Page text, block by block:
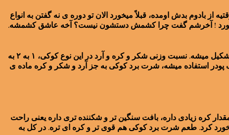
بادوم بدش اومده، قبلاً میخورد الان تو دوره ی نه گفتن به انواع
میخورد ! آخرشم گفت چرا کشمش دستشون نیست؟ آخه عاشق کشمشه.
این کوکی های بامزه شُرت برِد کوکی (shortbread cookies) هستند. شرت برد کوکی نوعی از کوکیه که از سه ماده اصلی آرد، شکر و کره تشکیل میشه. نسبت وزنی شکر و کره و آرد در این نوع کوکی، ۱ به ۲ به
استفاده میشه، شرت برد کوکی به جز آرد و شکر و کره ماده ی
کره زیادی داره، بافت سنگین تر و شکننده تری داره یعنی راحت
کرد. طعم شرت برد کوکی هم قوی تر و کره ای تره. در کل به